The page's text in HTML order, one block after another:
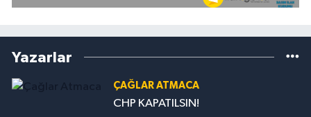
Yazarlar
ÇAĞLAR ATMACA
CHP KAPATILSIN!